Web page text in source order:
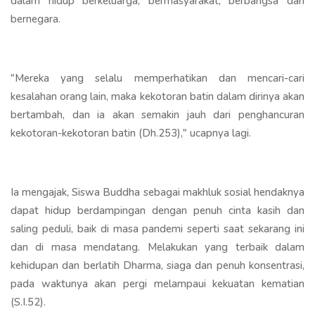
bernegara.
"Mereka yang selalu memperhatikan dan mencari-cari
kesalahan orang lain, maka kekotoran batin dalam dirinya akan
bertambah, dan ia akan semakin jauh dari penghancuran
kekotoran-kekotoran batin (Dh.253)," ucapnya lagi.
Ia mengajak, Siswa Buddha sebagai makhluk sosial hendaknya
dapat hidup berdampingan dengan penuh cinta kasih dan
saling peduli, baik di masa pandemi seperti saat sekarang ini
dan di masa mendatang. Melakukan yang terbaik dalam
kehidupan dan berlatih Dharma, siaga dan penuh konsentrasi,
pada waktunya akan pergi melampaui kekuatan kematian
(S.I.52).